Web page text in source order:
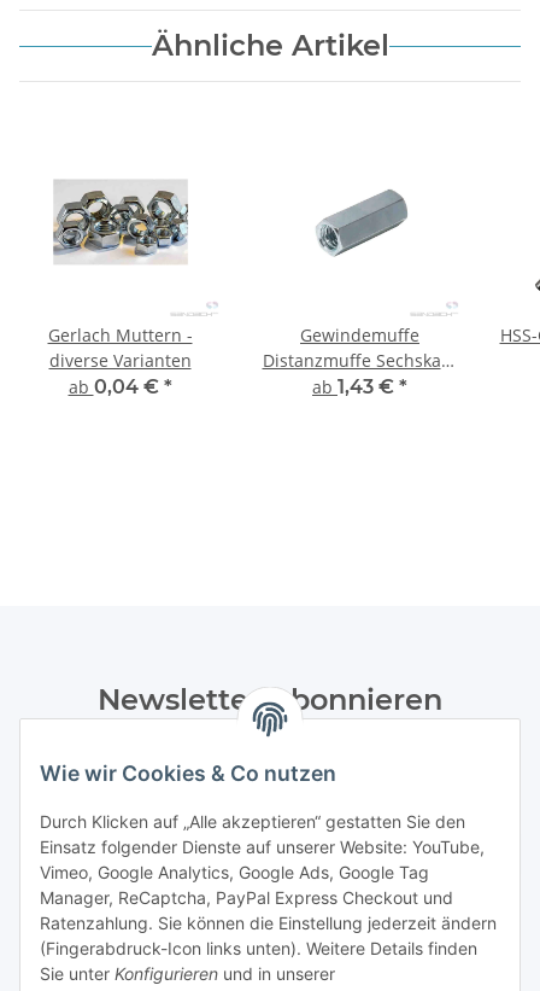
Wie wir Cookies & Co nutzen
Durch Klicken auf „Alle akzeptieren“ gestatten Sie den
Einsatz folgender Dienste auf unserer Website: YouTube,
Vimeo, Google Analytics, Google Ads, Google Tag
Manager, ReCaptcha, PayPal Express Checkout und
Ratenzahlung. Sie können die Einstellung jederzeit ändern
(Fingerabdruck-Icon links unten). Weitere Details finden
Sie unter Konfigurieren und in unserer
Ähnliche Artikel
Gerlach Muttern -
diverse Varianten
ab 0,04 € *
Gewindemuffe
Distanzmuffe Sechskant
- 10 Stück
ab 1,43 € *
Newsletter Abonnieren
Datenschutzerklärungregelmäßig und jederzeit widerruflich
Abonnieren
Informationen